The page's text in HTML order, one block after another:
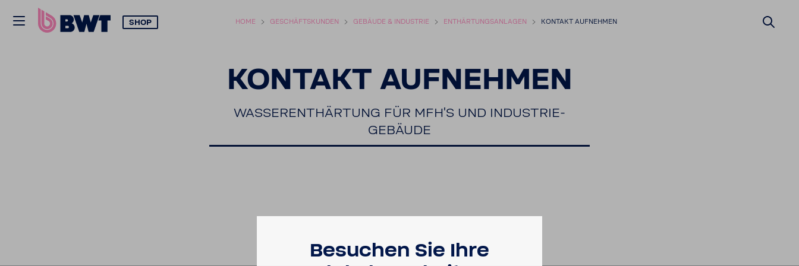
HOME GESCHÄFTS­KUNDEN GEBÄUDE & INDUS­TRIE ENTHÄR­TUNGS­AN­LAGEN KONTAKT AUFNEHMEN
SHOP
KONTAKT AUFNEHMEN
WASSER­ENT­HÄR­TUNG FÜR MFH'S UND INDUSTRIE-​
GEBÄUDE
Besu­chen Sie Ihre